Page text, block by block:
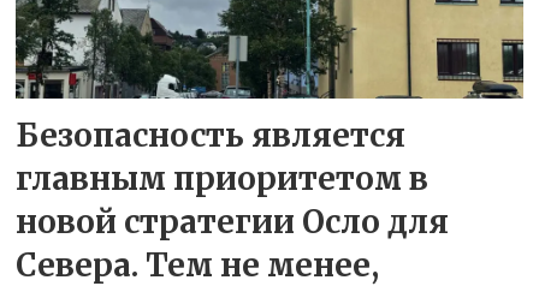
Безопасность является
главным приоритетом в
новой стратегии Осло для
Севера. Тем не менее,